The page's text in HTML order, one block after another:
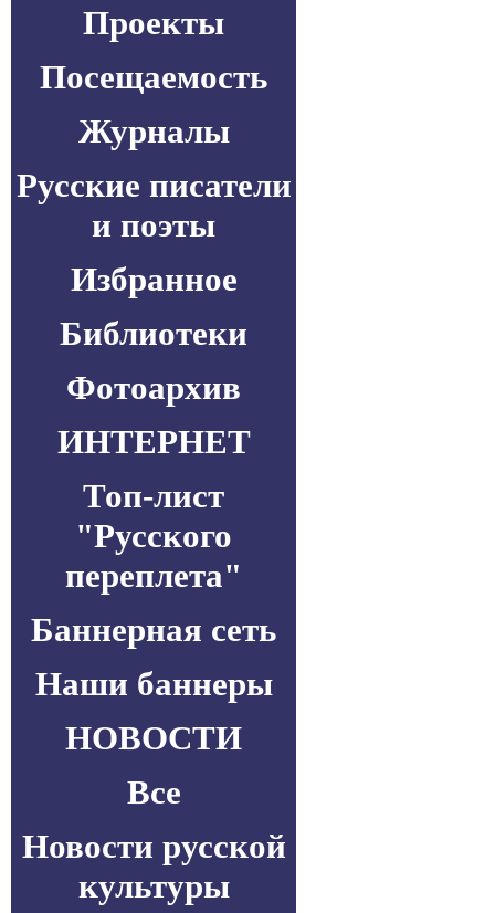
Проекты
Посещаемость
Журналы
Русские писатели
и поэты
Избранное
Библиотеки
Фотоархив
ИНТЕРНЕТ
Топ-лист
"Русского
переплета"
Баннерная сеть
Наши баннеры
НОВОСТИ
Все
Новости русской
культуры